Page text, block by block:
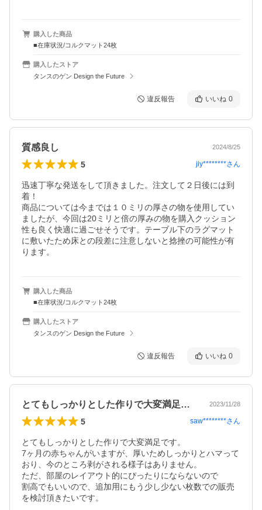
購入した商品
■在庫状況/コルクマット24枚
購入したストア
タンスのゲン Design the Future
違反報告 いいね 0
質感良し 2024/8/25
5 jiy********さん
迅速丁寧な発送をして頂きました。注文して２日後には到
着！
商品については今までは１０ミリの厚さの物を使用してい
ましたが、今回は20ミリと倍の厚みの物を購入クッション
性も良く快適に過ごせそうです。テーブル下のラグマット
に敷いたため床との段差に注意しないと捻挫の可能性が有
ります。
購入した商品
■在庫状況/コルクマット24枚
購入したストア
タンスのゲン Design the Future
違反報告 いいね 0
とてもしっかりとした作りで大変満足です… 2023/11/28
5 saw********さん
とてもしっかりとした作りで大変満足です。
7ヶ月の赤ちゃんがいますが、厚いためしっかりとハマって
おり、今のところ剥がされる様子はありません。
ただ、部屋のレイアウト的にぴったりにならないので
割高でもいいので、追加用にもう少し少ない枚数での販売
を検討頂きたいです。